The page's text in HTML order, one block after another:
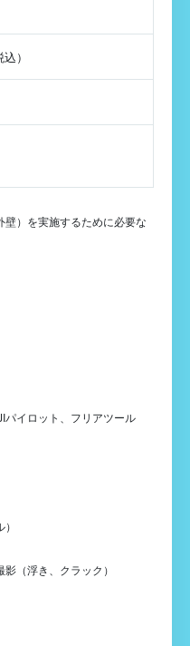
）
）を実施するために必要な
パイロット、フリアツール
（浮き、クラック）